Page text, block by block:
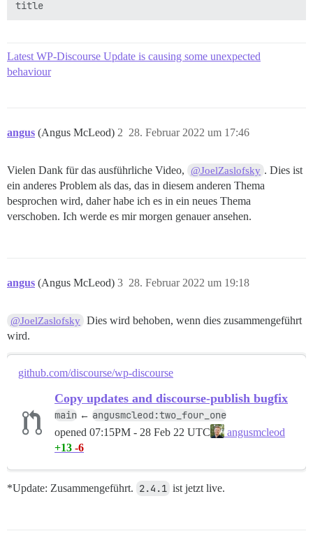
Latest WP-Discourse Update is causing some unexpected
behaviour
angus (Angus McLeod) 28. Februar 2022 um 17:46
2
Vielen Dank für das ausführliche Video, @JoelZaslofsky . Dies ist
ein anderes Problem als das, das in diesem anderen Thema
besprochen wird, daher habe ich es in ein neues Thema
verschoben. Ich werde es mir morgen genauer ansehen.
angus (Angus McLeod) 28. Februar 2022 um 19:18
3
@JoelZaslofsky Dies wird behoben, wenn dies zusammengeführt
wird.
github.com/discourse/wp-discourse
Copy updates and discourse-publish bugfix
main ← angusmcleod:two_four_one
opened 07:15PM - 28 Feb 22 UTC
angusmcleod
+13 -6
*Update: Zusammengeführt. 2.4.1 ist jetzt live.